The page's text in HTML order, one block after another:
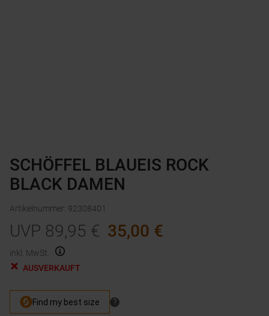
SCHÖFFEL BLAUEIS ROCK
BLACK DAMEN
Artikelnummer: 92308401
UVP 89,95 € 35,00 €
inkl. MwSt.
AUSVERKAUFT